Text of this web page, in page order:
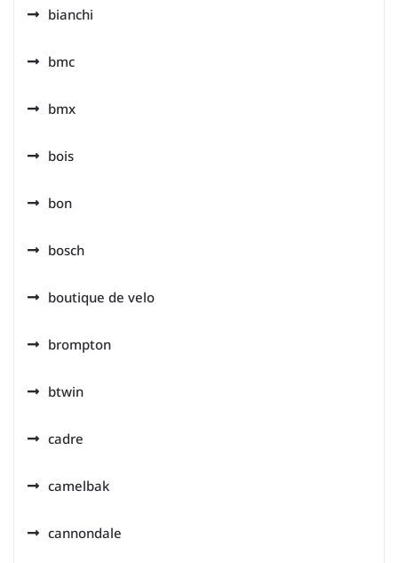
bianchi
bmc
bmx
bois
bon
bosch
boutique de velo
brompton
btwin
cadre
camelbak
cannondale